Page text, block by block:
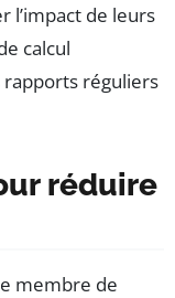
l’impact de leurs
calcul
rapports réguliers
réduire
membre de